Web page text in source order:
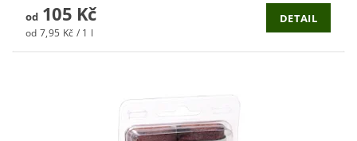
od105 Kč
od 7,95 Kč / 1 l
DETAIL